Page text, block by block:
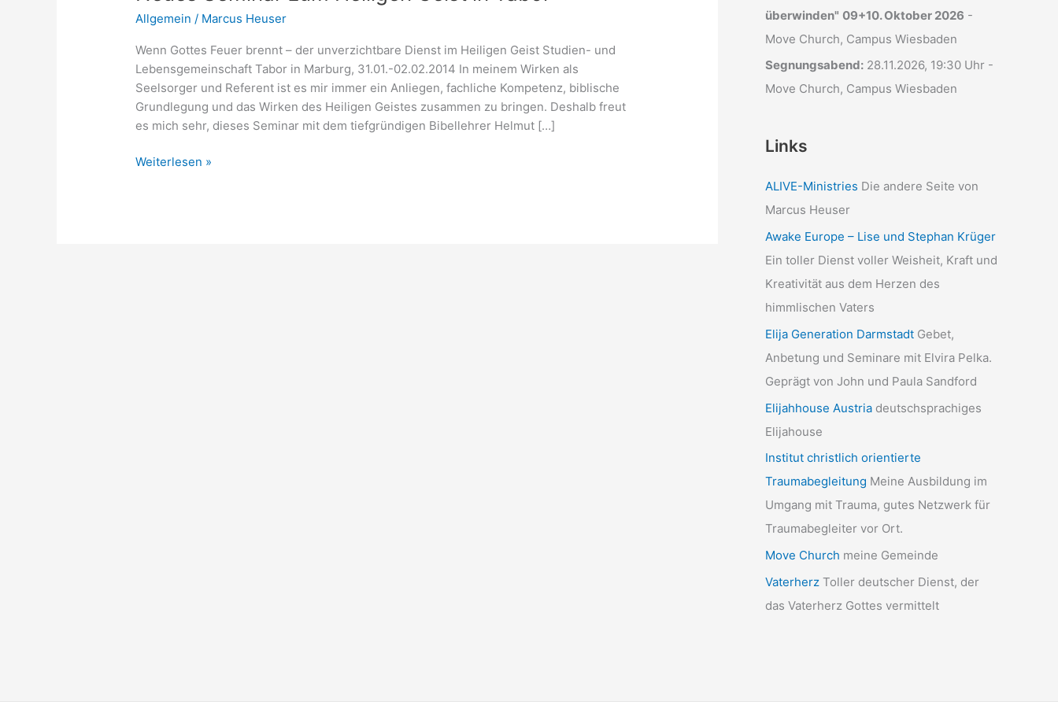
Allgemein / Marcus Heuser
Wenn Gottes Feuer brennt – der unverzichtbare Dienst im Heiligen Geist Studien- und
Lebensgemeinschaft Tabor in Marburg, 31.01.-02.02.2014 In meinem Wirken als
Seelsorger und Referent ist es mir immer ein Anliegen, fachliche Kompetenz, biblische
Grundlegung und das Wirken des Heiligen Geistes zusammen zu bringen. Deshalb freut
es mich sehr, dieses Seminar mit dem tiefgründigen Bibellehrer Helmut […]
Neues
Weiterlesen »
überwinden" 09+10. Oktober 2026 -
Move Church, Campus Wiesbaden
Segnungsabend: 28.11.2026, 19:30 Uhr -
Move Church, Campus Wiesbaden
Links
ALIVE-Ministries Die andere Seite von
Marcus Heuser
Awake Europe – Lise und Stephan Krüger
Ein toller Dienst voller Weisheit, Kraft und
Kreativität aus dem Herzen des
himmlischen Vaters
Elija Generation Darmstadt Gebet,
Anbetung und Seminare mit Elvira Pelka.
Geprägt von John und Paula Sandford
Elijahhouse Austria deutschsprachiges
Elijahouse
Institut christlich orientierte
Traumabegleitung Meine Ausbildung im
Umgang mit Trauma, gutes Netzwerk für
Traumabegleiter vor Ort.
Move Church meine Gemeinde
Vaterherz Toller deutscher Dienst, der
das Vaterherz Gottes vermittelt